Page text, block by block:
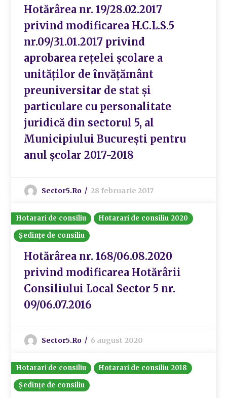
Hotărârea nr. 19/28.02.2017
privind modificarea H.C.L.S.5
nr.09/31.01.2017 privind
aprobarea rețelei școlare a
unităților de învățământ
preuniversitar de stat și
particulare cu personalitate
juridică din sectorul 5, al
Municipiului București pentru
anul școlar 2017-2018
Sector5.ro 28 februarie 2017
Hotarari de consiliu
Hotarari de consiliu 2020
Ședințe de consiliu
Hotărârea nr. 168/06.08.2020
privind modificarea Hotărârii
Consiliului Local Sector 5 nr.
09/06.07.2016
Sector5.ro 6 august 2020
Hotarari de consiliu
Hotarari de consiliu 2018
Ședințe de consiliu